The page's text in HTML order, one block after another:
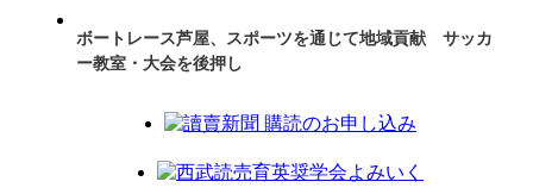
ボートレース芦屋、スポーツを通じて地域貢献 サッカ
ー教室・大会を後押し